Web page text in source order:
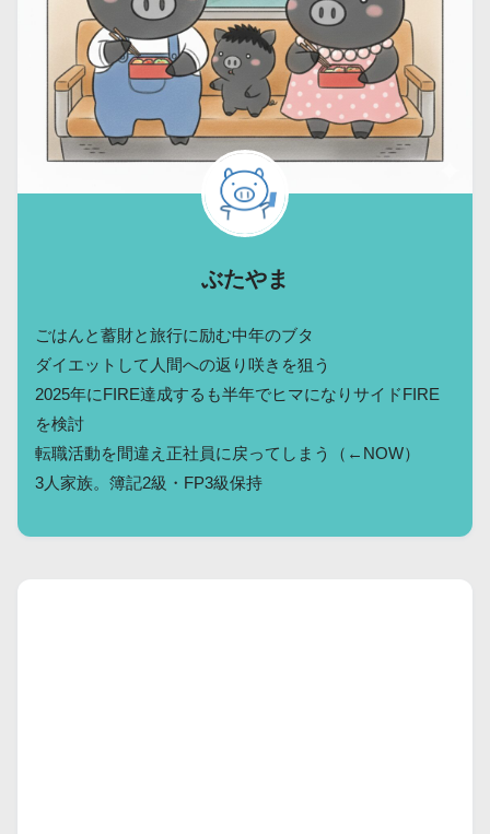
ぶたやま
ごはんと蓄財と旅行に励む中年のブタ
ダイエットして人間への返り咲きを狙う
2025年にFIRE達成するも半年でヒマになりサイドFIRE
を検討
転職活動を間違え正社員に戻ってしまう（←NOW）
3人家族。簿記2級・FP3級保持